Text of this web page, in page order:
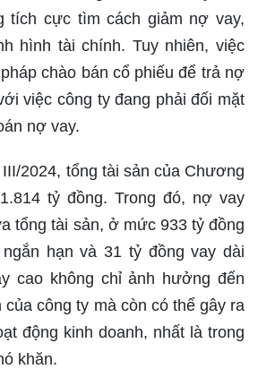
tích cực tìm cách giảm nợ vay,
hình tài chính. Tuy nhiên, việc
chào bán cổ phiếu để trả nợ
việc công ty đang phải đối mặt
nợ vay.
2024, tổng tài sản của Chương
tỷ đồng. Trong đó, nợ vay
tổng tài sản, ở mức 933 tỷ đồng
hạn và 31 tỷ đồng vay dài
cao không chỉ ảnh hưởng đến
của công ty mà còn có thể gây ra
động kinh doanh, nhất là trong
khăn.